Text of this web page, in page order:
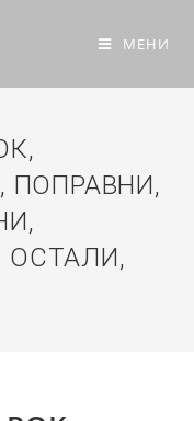
МЕНИ
ПОПРАВНИ,
ОСТАЛИ,